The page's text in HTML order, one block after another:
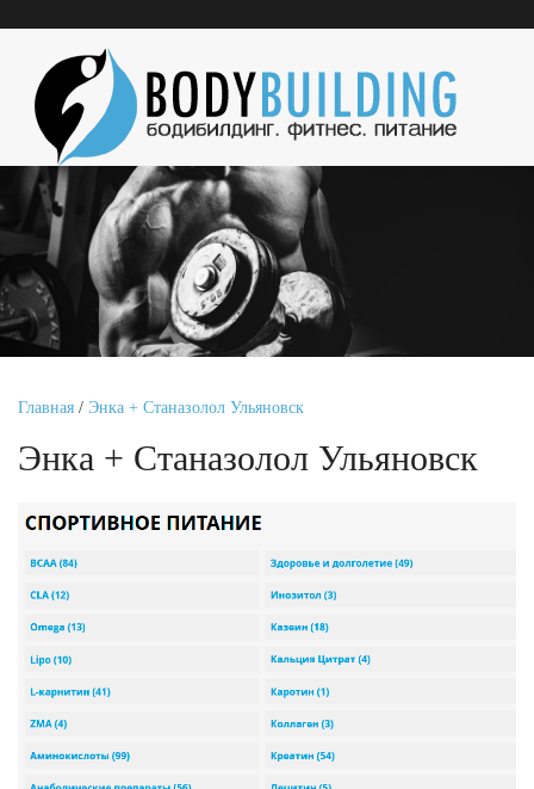
Главная / Энка + Станазолол Ульяновск
Энка + Станазолол Ульяновск